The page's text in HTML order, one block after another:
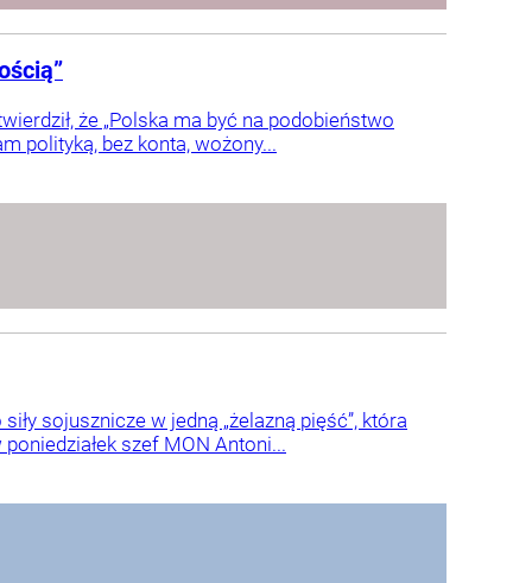
że „Polska ma być na podobieństwo
polityką, bez konta, wożony...
sojusznicze w jedną „żelazną pięść”, która
szef MON Antoni...